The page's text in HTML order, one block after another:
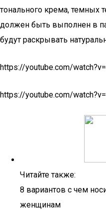
тонального крема, темных
должен быть выполнен в
будут раскрывать
https://youtube.com/
https://youtube.com/
Читайте также:
8 вариантов с чем
женщинам